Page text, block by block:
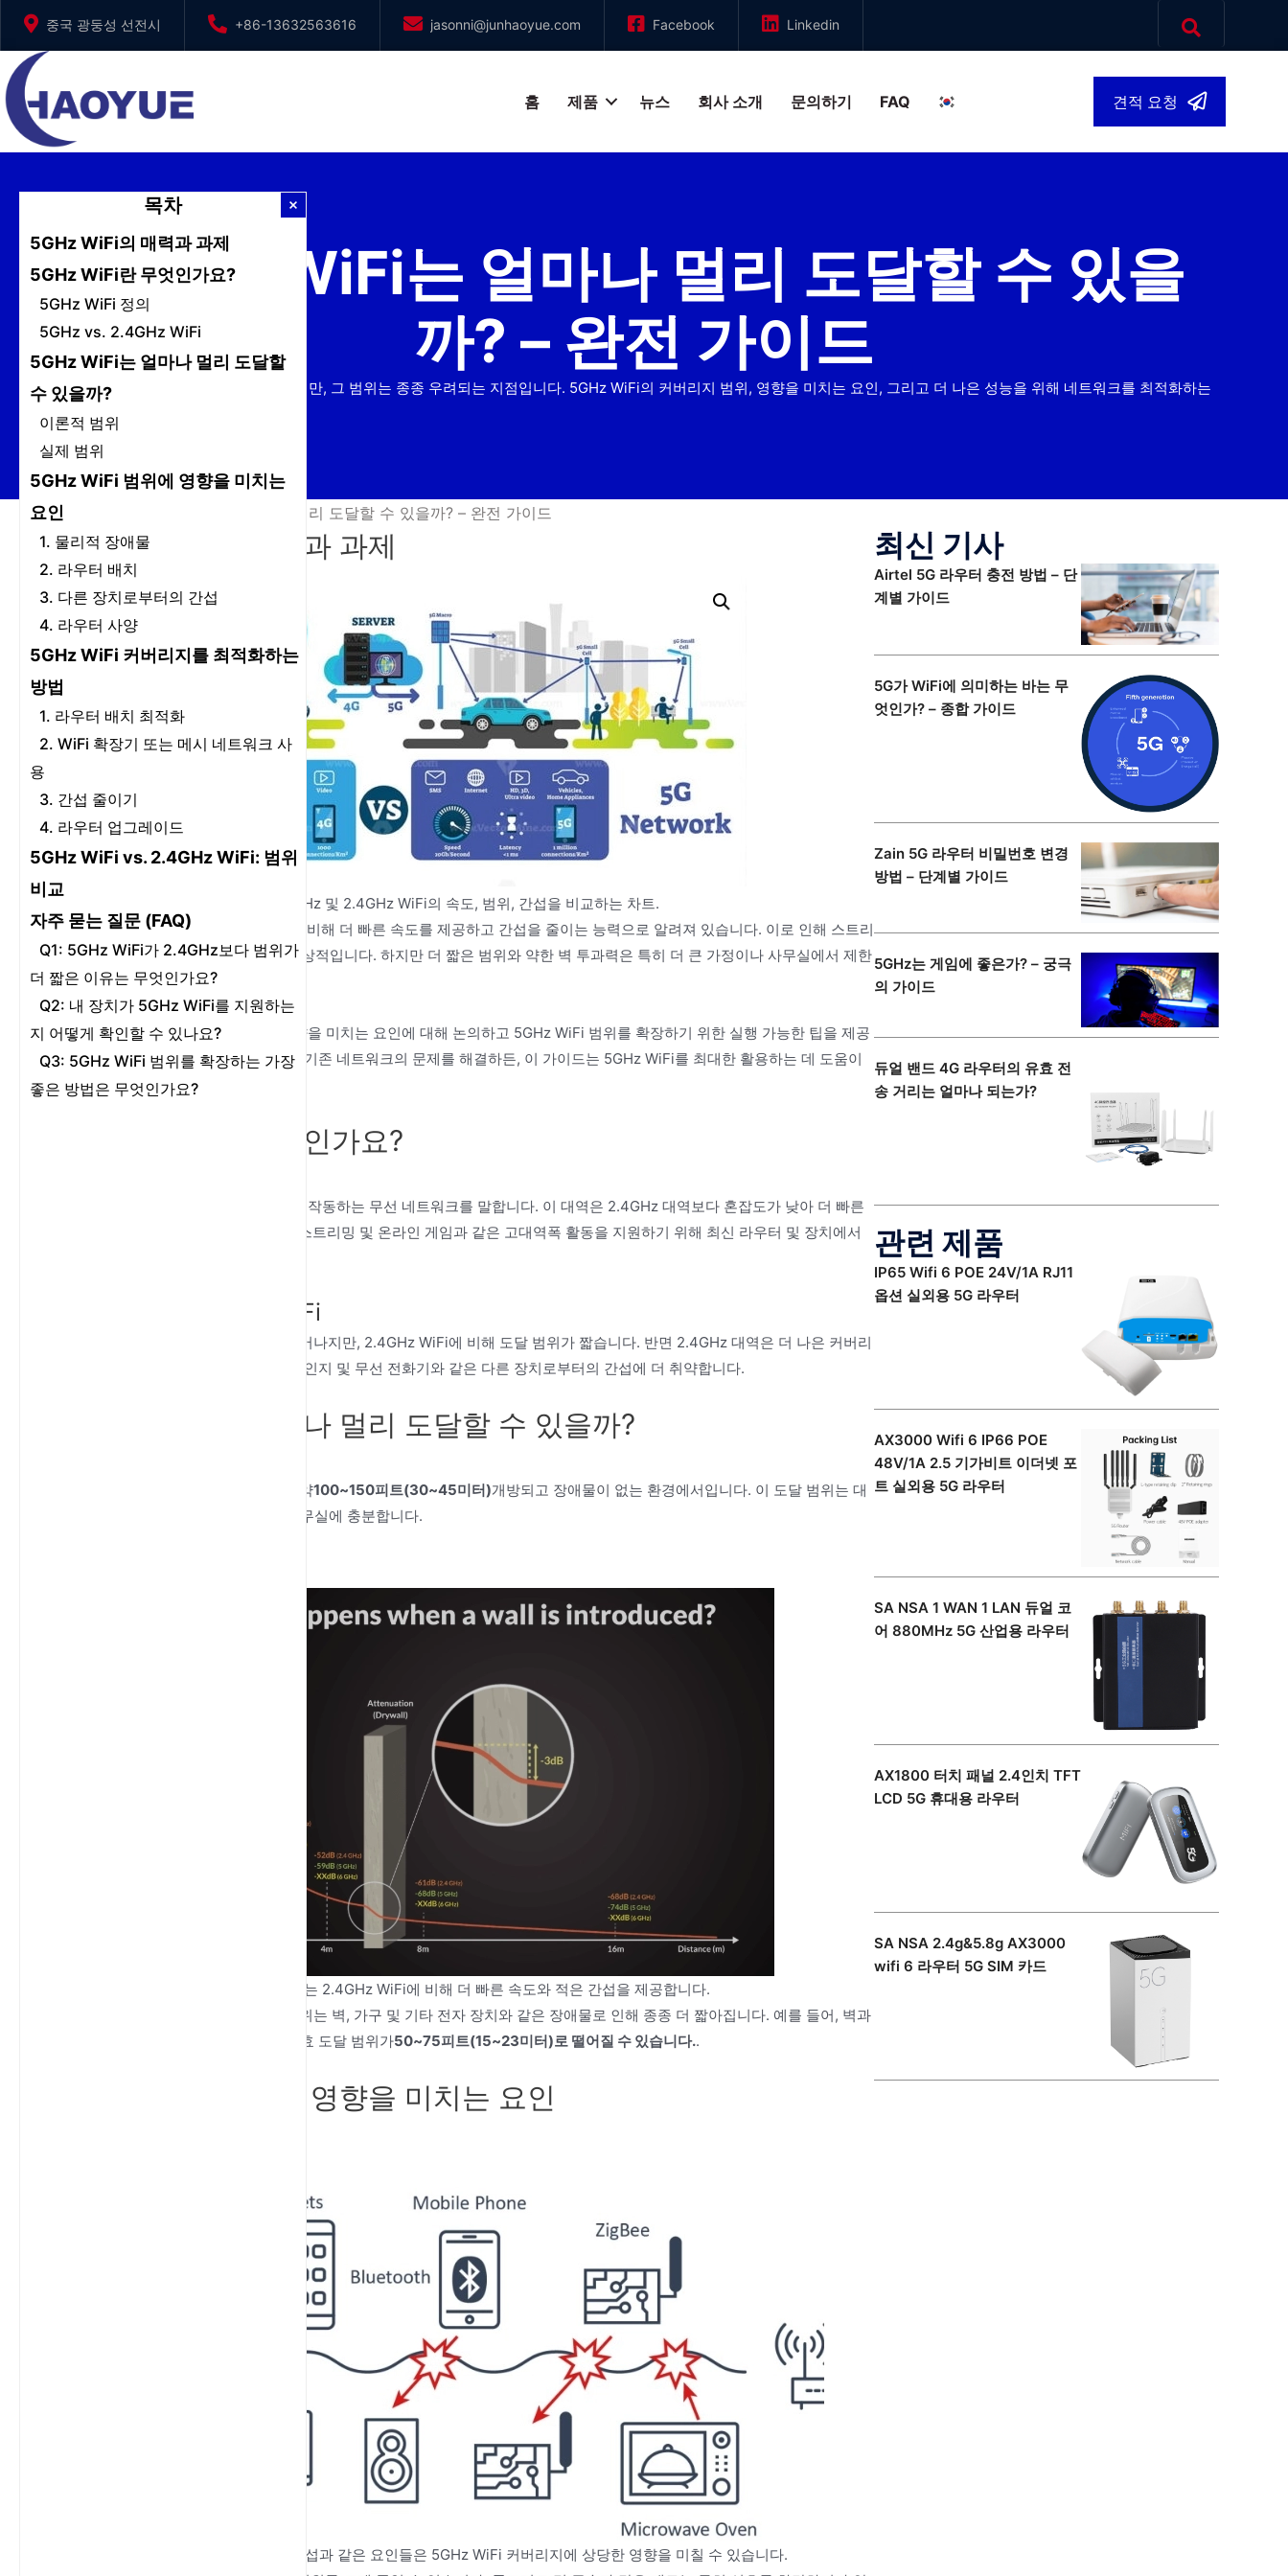
로
건
중국 광둥성 선전시 +86-13632563616 jasonni@junhaoyue.com Facebook Linkedin
홈 제품 뉴스 회사 소개 문의하기 FAQ 견적 요청
5GHz WiFi는 얼마나 멀리 도달할 수 있을
까? – 완전 가이드
5GHz는 상당한 성능 이점을 제공하지만, 그 범위는 종종 우려되는 지점입니다. 5GHz WiFi의 커버리지 범위, 영향을 미치는 요인, 그리고 더 나은 성능을 위해 네트워크를 최적화하는
방법을 살펴보겠습니다.
5GHz WiFi는 얼마나 멀리 도달할 수 있을까? – 완전 가이드
목차
5GHz WiFi의 매력과 과제
5GHz WiFi란 무엇인가요?
5GHz WiFi 정의
5GHz vs. 2.4GHz WiFi
5GHz WiFi는 얼마나 멀리 도달할
수 있을까?
이론적 범위
실제 범위
5GHz WiFi 범위에 영향을 미치는
요인
1. 물리적 장애물
2. 라우터 배치
3. 다른 장치로부터의 간섭
4. 라우터 사양
5GHz WiFi 커버리지를 최적화하는
방법
1. 라우터 배치 최적화
2. WiFi 확장기 또는 메시 네트워크 사
용
3. 간섭 줄이기
4. 라우터 업그레이드
5GHz WiFi vs. 2.4GHz WiFi: 범위
비교
자주 묻는 질문 (FAQ)
Q1: 5GHz WiFi가 2.4GHz보다 범위가
더 짧은 이유는 무엇인가요?
Q2: 내 장치가 5GHz WiFi를 지원하는
지 어떻게 확인할 수 있나요?
Q3: 5GHz WiFi 범위를 확장하는 가장
좋은 방법은 무엇인가요?
5GHz WiFi의 매력과 과제
5GHz 및 2.4GHz WiFi의 속도, 범위, 간섭을 비교하는 차트.
5GHz WiFi는 기존의 2.4GHz 대역에 비해 더 빠른 속도를 제공하고 간섭을 줄이는 능력으로 알려져 있습니다. 이로 인해 스트리
밍, 게임, 화상 회의와 같은 활동에 이상적입니다. 하지만 더 짧은 범위와 약한 벽 투과력은 특히 더 큰 가정이나 사무실에서 제한
적인 요인이 될 수 있습니다.
이론적 및 실제 범위, 커버리지에 영향을 미치는 요인에 대해 논의하고 5GHz WiFi 범위를 확장하기 위한 실행 가능한 팁을 제공
합니다. 새로운 네트워크를 설정하든 기존 네트워크의 문제를 해결하든, 이 가이드는 5GHz WiFi를 최대한 활용하는 데 도움이
될 것입니다.
5GHz WiFi란 무엇인가요?
5GHz WiFi는 5GHz 주파수 대역에서 작동하는 무선 네트워크를 말합니다. 이 대역은 2.4GHz 대역보다 혼잡도가 낮아 더 빠른
속도와 적은 간섭을 제공합니다. 4K 스트리밍 및 온라인 게임과 같은 고대역폭 활동을 지원하기 위해 최신 라우터 및 장치에서
5GHz vs. 2.4GHz WiFi
5GHz WiFi는 속도와 성능 면에서 뛰어나지만, 2.4GHz WiFi에 비해 도달 범위가 짧습니다. 반면 2.4GHz 대역은 더 나은 커버리
지와 벽 투과율을 제공하지만, 전자레인지 및 무선 전화기와 같은 다른 장치로부터의 간섭에 더 취약합니다.
5GHz WiFi는 얼마나 멀리 도달할 수 있을까?
5GHz WiFi의 이론적인 도달 범위는 약100~150피트(30~45미터)개방되고 장애물이 없는 환경에서입니다. 이 도달 범위는 대
부분의 소규모에서 중형 주택이나 사무실에 충분합니다.
5GHz WiFi는 2.4GHz WiFi에 비해 더 빠른 속도와 적은 간섭을 제공합니다.
실제 환경에서 5GHz WiFi의 도달 범위는 벽, 가구 및 기타 전자 장치와 같은 장애물로 인해 종종 더 짧아집니다. 예를 들어, 벽과
가구가 있는 일반적인 가정에서는 유효 도달 범위가50~75피트(15~23미터)로 떨어질 수 있습니다..
5GHz WiFi 범위에 영향을 미치는 요인
장애물, 라우터 배치, 간섭과 같은 요인들은 5GHz WiFi 커버리지에 상당한 영향을 미칠 수 있습니다.
최신 기사
Airtel 5G 라우터 충전 방법 – 단
계별 가이드
5G가 WiFi에 의미하는 바는 무
엇인가? – 종합 가이드
Zain 5G 라우터 비밀번호 변경
방법 – 단계별 가이드
5GHz는 게임에 좋은가? – 궁극
의 가이드
듀얼 밴드 4G 라우터의 유효 전
송 거리는 얼마나 되는가?
관련 제품
IP65 Wifi 6 POE 24V/1A RJ11
옵션 실외용 5G 라우터
AX3000 Wifi 6 IP66 POE
48V/1A 2.5 기가비트 이더넷 포
트 실외용 5G 라우터
SA NSA 1 WAN 1 LAN 듀얼 코
어 880MHz 5G 산업용 라우터
AX1800 터치 패널 2.4인치 TFT
LCD 5G 휴대용 라우터
SA NSA 2.4g&5.8g AX3000
wifi 6 라우터 5G SIM 카드